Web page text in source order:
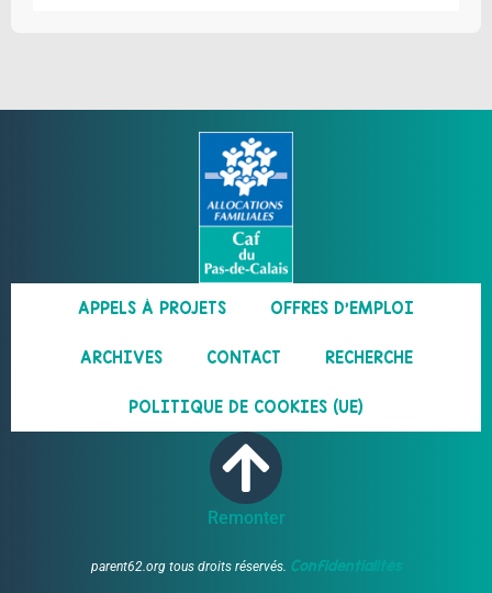
APPELS À PROJETS OFFRES D’EMPLOI
ARCHIVES CONTACT RECHERCHE
POLITIQUE DE COOKIES (UE)
Remonter
parent62.org tous droits réservés. Confidentialités